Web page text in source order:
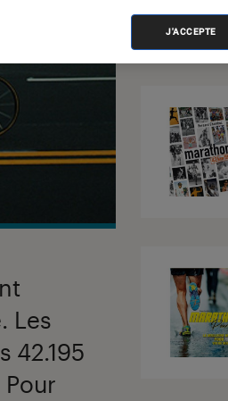
Les
42.195
J'ACCEPTE